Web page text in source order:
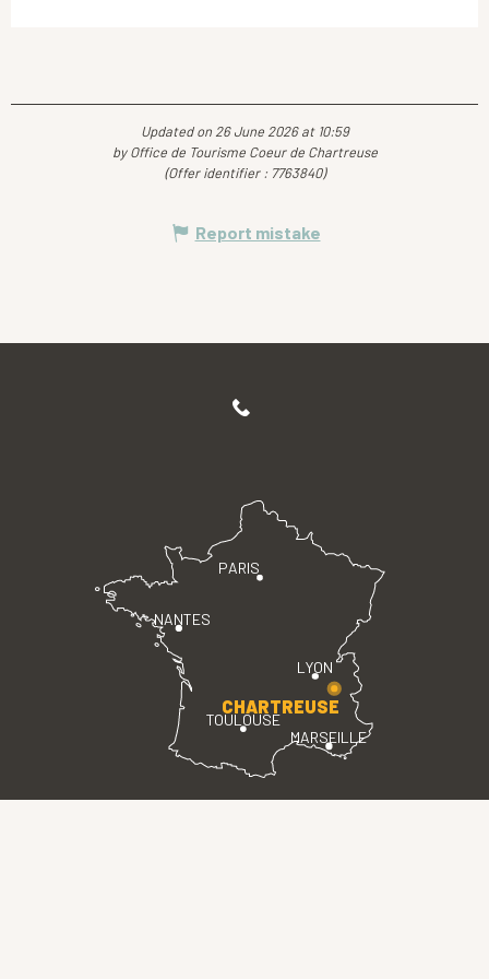
Updated on 26 June 2026 at 10:59
by Office de Tourisme Coeur de Chartreuse
(Offer identifier : 7763840)
Report mistake
PARIS
LYON
TOULOUSE
MARSEILLE
NANTES
CHARTREUSE